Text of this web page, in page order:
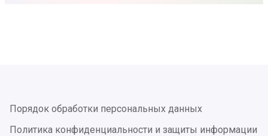
Порядок обработки персональных данных
Политика конфиденциальности и защиты информации